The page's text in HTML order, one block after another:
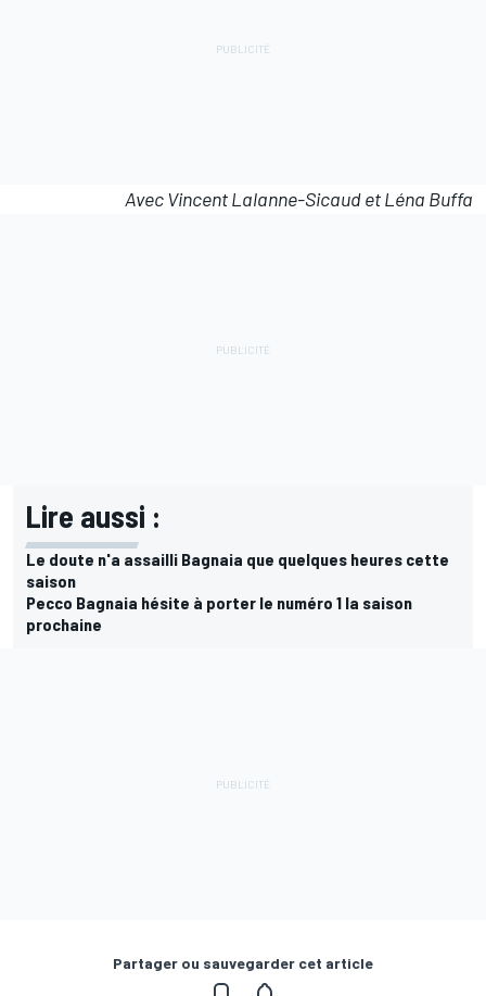
Avec Vincent Lalanne-Sicaud et Léna Buffa
Lire aussi :
Le doute n'a assailli Bagnaia que quelques heures cette
saison
Pecco Bagnaia hésite à porter le numéro 1 la saison
prochaine
Partager ou sauvegarder cet article